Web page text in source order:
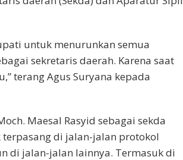
untuk menurunkan semua
sekretaris daerah. Karena saat
terang Agus Suryana kepada
Maesal Rasyid sebagai sekda
terpasang di jalan-jalan protokol
di jalan-jalan lainnya. Termasuk di